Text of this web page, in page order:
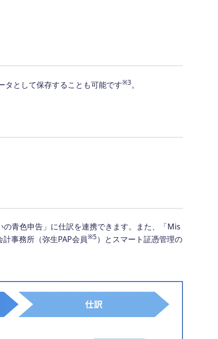
タとして保存することも可能です※3。
青色申告」に仕訳を連携できます。また、「Mis
事務所（弥生PAP会員※5）とスマート証憑管理の